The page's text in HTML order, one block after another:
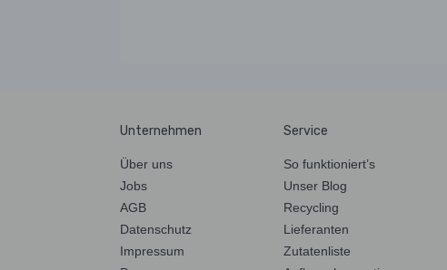
Unternehmen
Über uns
Jobs
AGB
Datenschutz
Impressum
Service
So funktioniert’s
Unser Blog
Recycling
Lieferanten
Zutatenliste